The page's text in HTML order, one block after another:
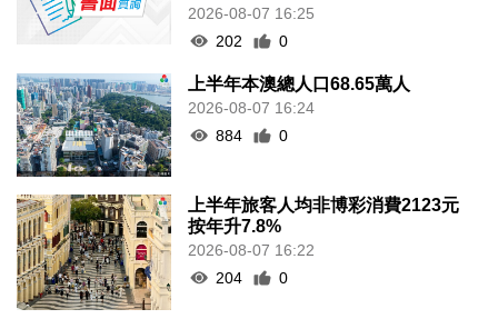
2026-08-07 16:25
202
0
上半年本澳總人口68.65萬人
2026-08-07 16:24
884
0
上半年旅客人均非博彩消費2123元
按年升7.8%
2026-08-07 16:22
204
0